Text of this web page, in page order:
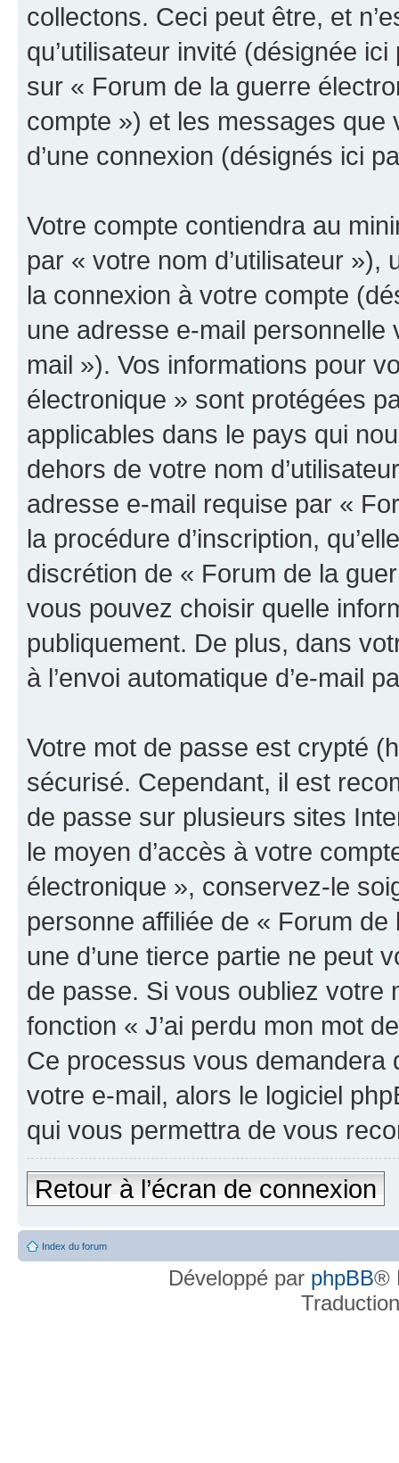
collectons. Ceci peut être, et
qu’utilisateur invité (désignée
sur « Forum de la guerre
compte ») et les messages que
d’une connexion (désignés ici
Votre compte contiendra au
par « votre nom d’utilisateur
la connexion à votre compte
une adresse e-mail
mail »). Vos informations pour
électronique » sont protégées
applicables dans le pays qui
dehors de votre nom
adresse e-mail requise par «
la procédure d’inscription,
discrétion de « Forum de la
vous pouvez choisir quelle
publiquement. De plus, dans
à l’envoi automatique d’e-mail
Votre mot de passe est crypté
sécurisé. Cependant, il est
de passe sur plusieurs sites
le moyen d’accès à votre
électronique », conservez-le
personne affiliée de « Forum
une d’une tierce partie ne peut
de passe. Si vous oubliez votre
fonction « J’ai perdu mon mot
Ce processus vous demandera
votre e-mail, alors le logiciel
qui vous permettra de vous
Retour à l’écran de connexion
Index du forum
Développé par phpBB®